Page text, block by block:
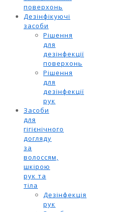
поверхонь
Дезінфікуючі
засоби
Рішення
для
дезінфекції
поверхонь
Рішення
для
дезінфекції
рук
Засоби
для
гігієнічного
догляду
за
волоссям,
шкірою
рук та
тіла
Дезінфекція
рук